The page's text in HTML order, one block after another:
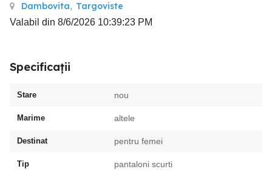
Dambovita, Targoviste
Valabil din 8/6/2026 10:39:23 PM
Specificații
Stare nou
Marime altele
Destinat pentru femei
Tip pantaloni scurti